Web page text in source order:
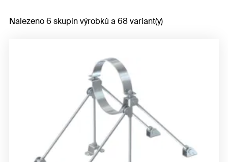
Nalezeno 6 skupin výrobků a 68 variant(y)